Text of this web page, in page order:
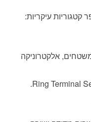
עיקריות:
אלקטרוניקה